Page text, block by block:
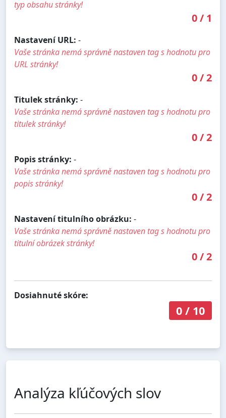
typ obsahu stránky!
0/ 1
Nastavení URL: -
Vaše stránka nemá správně nastaven tag s hodnotu pro
URL stránky!
0/2
Titulek stránky: -
Vaše stránka nemá správně nastaven tag s hodnotu pro
titulek stránky!
0/2
Popis stránky: -
Vaše stránka nemá správně nastaven tag s hodnotu pro
popis stránky!
0/2
Nastavení titulního obrázku: -
Vaše stránka nemá správně nastaven tag s hodnotu pro
titulní obrázek stránky!
0/2
Dosiahnuté skóre:
0/ 10
Analýza kľúčových slov